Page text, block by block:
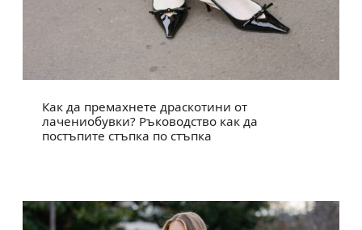
Как да премахнете драскотини от
лачениобувки? Ръководство как да
постъпите стъпка по стъпка